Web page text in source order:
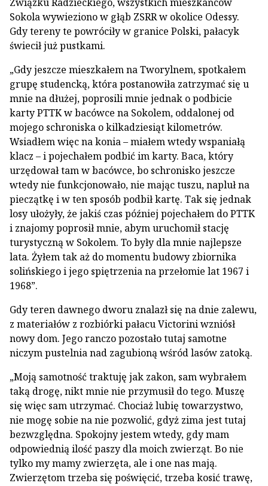
Sokola wywieziono w głąb ZSRR w okolice Odessy.
Gdy tereny te powróciły w granice Polski, pałacyk
świecił już pustkami.
„Gdy jeszcze mieszkałem na Tworylnem, spotkałem
grupę studencką, która postanowiła zatrzymać się u
mnie na dłużej, poprosili mnie jednak o podbicie
karty PTTK w bacówce na Sokolem, oddalonej od
mojego schroniska o kilkadziesiąt kilometrów.
Wsiadłem więc na konia – miałem wtedy wspaniałą
klacz – i pojechałem podbić im karty. Baca, który
urzędował tam w bacówce, bo schronisko jeszcze
wtedy nie funkcjonowało, nie mając tuszu, napluł na
pieczątkę i w ten sposób podbił kartę. Tak się jednak
losy ułożyły, że jakiś czas później pojechałem do PTTK
i znajomy poprosił mnie, abym uruchomił stację
turystyczną w Sokolem. To były dla mnie najlepsze
lata. Żyłem tak aż do momentu budowy zbiornika
solińskiego i jego spiętrzenia na przełomie lat 1967 i
1968”.
Gdy teren dawnego dworu znalazł się na dnie zalewu,
z materiałów z rozbiórki pałacu Victorini wzniósł
nowy dom. Jego ranczo pozostało tutaj samotne
niczym pustelnia nad zagubioną wśród lasów zatoką.
„Moją samotność traktuję jak zakon, sam wybrałem
taką drogę, nikt mnie nie przymusił do tego. Muszę
się więc sam utrzymać. Chociaż lubię towarzystwo,
nie mogę sobie na nie pozwolić, gdyż zima jest tutaj
bezwzględna. Spokojny jestem wtedy, gdy mam
odpowiednią ilość paszy dla moich zwierząt. Bo nie
tylko my mamy zwierzęta, ale i one nas mają.
Zwierzętom trzeba się poświęcić, trzeba kosić trawę,